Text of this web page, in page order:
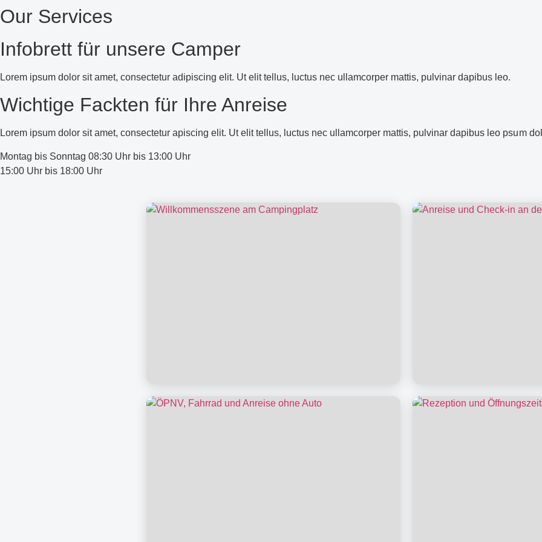
Our Services
Infobrett für unsere Camper
Lorem ipsum dolor sit amet, consectetur adipiscing elit. Ut elit tellus, luctus nec ullamcorper mattis, pulvinar dapibus leo.
Wichtige Fackten für Ihre Anreise
Lorem ipsum dolor sit amet, consectetur apiscing elit. Ut elit tellus, luctus nec ullamcorper mattis, pulvinar dapibus leo psum
Montag bis Sonntag 08:30 Uhr bis 13:00 Uhr
15:00 Uhr bis 18:00 Uhr
Herzlich Willkommen Ihre Anreise &